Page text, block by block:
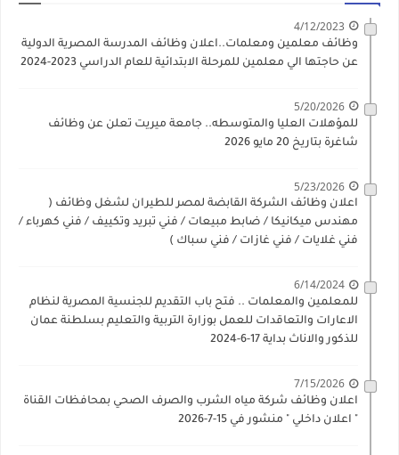
4/12/2023
وظائف معلمين ومعلمات..اعلان وظائف المدرسة المصرية الدولية
عن حاجتها الي معلمين للمرحلة الابتدائية للعام الدراسي 2023-2024
5/20/2026
للمؤهلات العليا والمتوسطه.. جامعة ميريت تعلن عن وظائف
شاغرة بتاريخ 20 مايو 2026
5/23/2026
اعلان وظائف الشركة القابضة لمصر للطيران لشغل وظائف (
مهندس ميكانيكا / ضابط مبيعات / فني تبريد وتكييف / فني كهرباء /
فني غلايات / فني غازات / فني سباك )
6/14/2024
للمعلمين والمعلمات .. فتح باب التقديم للجنسية المصرية لنظام
الاعارات والتعاقدات للعمل بوزارة التربية والتعليم بسلطنة عمان
للذكور والاناث بداية 17-6-2024
7/15/2026
اعلان وظائف شركة مياه الشرب والصرف الصحي بمحافظات القناة
" اعلان داخلي " منشور في 15-7-2026